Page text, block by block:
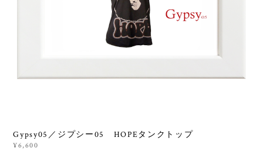
Gypsy05／ジプシー05 HOPEタンクトップ
¥6,600